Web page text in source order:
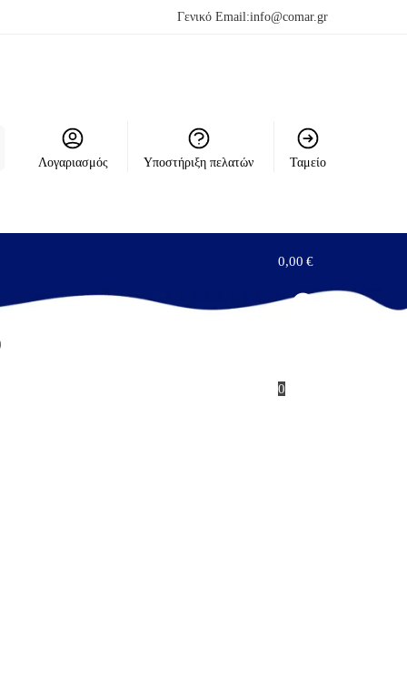
Γενικό Email:info@comar.gr
Λογαριασμός Υποστήριξη πελατών Ταμείο
0,00€
0